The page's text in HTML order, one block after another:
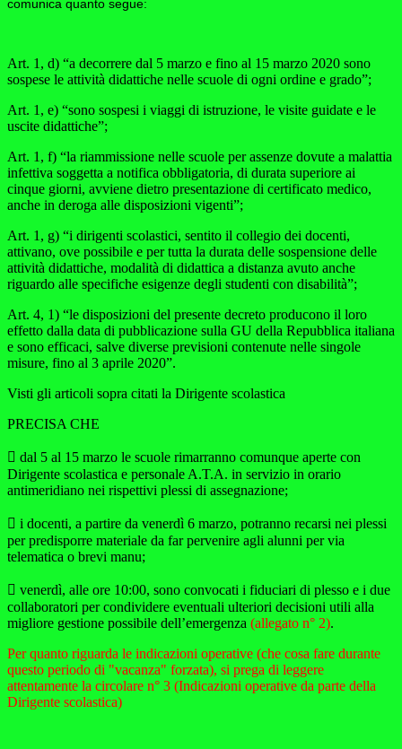
comunica quanto segue:
Art. 1, d) “a decorrere dal 5 marzo e fino al 15 marzo 2020 sono
sospese le attività didattiche nelle scuole di ogni ordine e grado”;
Art. 1, e) “sono sospesi i viaggi di istruzione, le visite guidate e le
uscite didattiche”;
Art. 1, f) “la riammissione nelle scuole per assenze dovute a malattia
infettiva soggetta a notifica obbligatoria, di durata superiore ai
cinque giorni, avviene dietro presentazione di certificato medico,
anche in deroga alle disposizioni vigenti”;
Art. 1, g) “i dirigenti scolastici, sentito il collegio dei docenti,
attivano, ove possibile e per tutta la durata delle sospensione delle
attività didattiche, modalità di didattica a distanza avuto anche
riguardo alle specifiche esigenze degli studenti con disabilità”;
Art. 4, 1) “le disposizioni del presente decreto producono il loro
effetto dalla data di pubblicazione sulla GU della Repubblica italiana
e sono efficaci, salve diverse previsioni contenute nelle singole
misure, fino al 3 aprile 2020”.
Visti gli articoli sopra citati la Dirigente scolastica
PRECISA CHE
 dal 5 al 15 marzo le scuole rimarranno comunque aperte con
Dirigente scolastica e personale A.T.A. in servizio in orario
antimeridiano nei rispettivi plessi di assegnazione;
 i docenti, a partire da venerdì 6 marzo, potranno recarsi nei plessi
per predisporre materiale da far pervenire agli alunni per via
telematica o brevi manu;
 venerdì, alle ore 10:00, sono convocati i fiduciari di plesso e i due
collaboratori per condividere eventuali ulteriori decisioni utili alla
migliore gestione possibile dell’emergenza (allegato n° 2).
Per quanto riguarda le indicazioni operative (che cosa fare durante
questo periodo di "vacanza" forzata), si prega di leggere
attentamente la circolare n° 3 (Indicazioni operative da parte della
Dirigente scolastica)